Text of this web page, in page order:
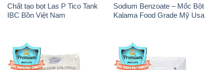
Chất tạo bọt Las P Tico Tank
IBC Bồn Việt Nam
Sodium Benzoate – Mốc Bột
Kalama Food Grade Mỹ Usa